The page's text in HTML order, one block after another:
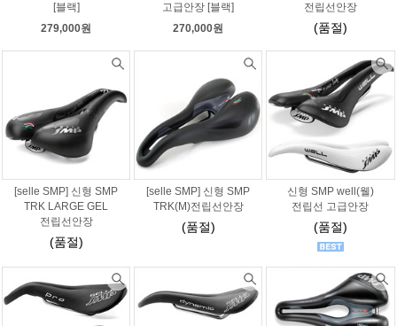
[블랙]
279,000원
고급안장 [블랙]
270,000원
전립선안장
(품절)
[selle SMP] 신형 SMP
TRK LARGE GEL
전립선안장
(품절)
[selle SMP] 신형 SMP
TRK(M)전립선안장
(품절)
신형 SMP well(웰)
전립선 고급안장
(품절)